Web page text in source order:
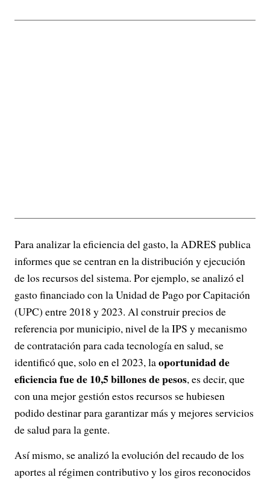
Para analizar la eficiencia del gasto, la ADRES publica
informes que se centran en la distribución y ejecución
de los recursos del sistema. Por ejemplo, se analizó el
gasto financiado con la Unidad de Pago por Capitación
(UPC) entre 2018 y 2023. Al construir precios de
referencia por municipio, nivel de la IPS y mecanismo
de contratación para cada tecnología en salud, se
identificó que, solo en el 2023, laoportunidad de
eficiencia fue de 10,5 billones de pesos, es decir, que
con una mejor gestión estos recursos se hubiesen
podido destinar para garantizar más y mejores servicios
de salud para la gente.
Así mismo, se analizó la evolución del recaudo de los
aportes al régimen contributivo y los giros reconocidos